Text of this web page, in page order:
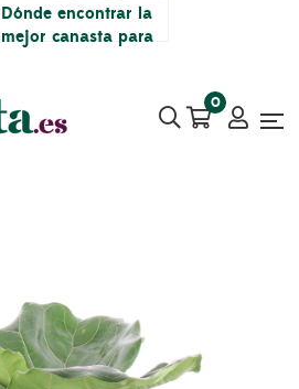
Dónde encontrar la
mejor canasta para
0